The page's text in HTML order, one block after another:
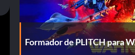
Formador de PLITCH para